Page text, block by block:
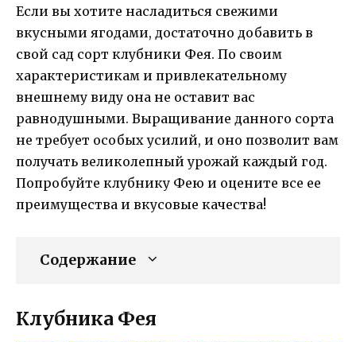
Если вы хотите насладиться свежими
вкусными ягодами, достаточно добавить в
свой сад сорт клубники Фея. По своим
характеристикам и привлекательному
внешнему виду она не оставит вас
равнодушными. Выращивание данного сорта
не требует особых усилий, и оно позволит вам
получать великолепный урожай каждый год.
Попробуйте клубнику Фею и оцените все ее
преимущества и вкусовые качества!
Содержание
Клубника Фея